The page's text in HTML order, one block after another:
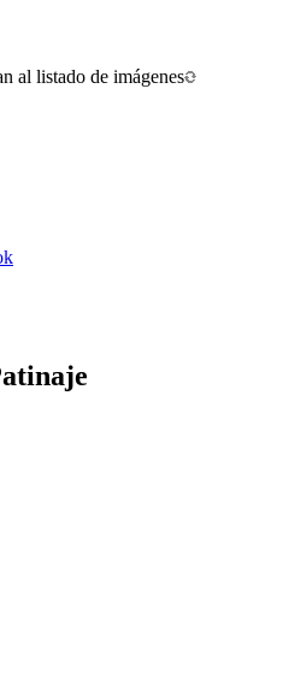
al listado de imágenes